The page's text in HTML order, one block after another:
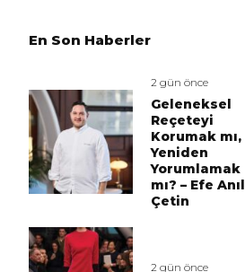
En Son Haberler
2 gün önce
Geleneksel
Reçeteyi
Korumak mı,
Yeniden
Yorumlamak
mı? – Efe Anıl
Çetin
2 gün önce